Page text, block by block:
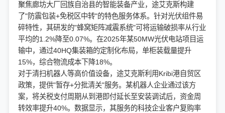
聚焦廊坊大厂回族自治县的智能装备产业，途艾克斯构建
了"防震包装+免税区中转"的特色服务体系。针对光伏组件易
碎特性，其研发的"蜂窝矩阵减震系统"可将运输破损率从行业
平均的1.2%降至0.07%。在2025年某50MW光伏电站项目运
输中，通过40HQ集装箱的定制化布局，单柜装载量提升
15%，综合物流成本下降18%。
对于清扫机器人等高价值设备，途艾克斯利用Kribi港自贸区
政策，提供"暂存+分批清关"服务。某机器人企业通过该方
案，将关税支付周期从到港即付延长至安装调试后，资金周
转效率提升40%。数据显示，其服务的科技企业客户复购率